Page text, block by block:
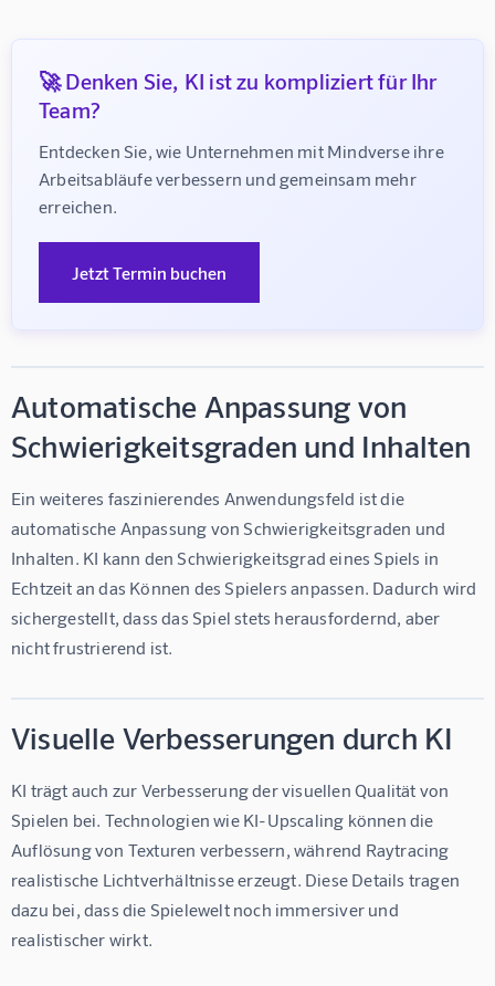
🚀 Denken Sie, KI ist zu kompliziert für Ihr
Team?
Entdecken Sie, wie Unternehmen mit Mindverse ihre
Arbeitsabläufe verbessern und gemeinsam mehr
erreichen.
Jetzt Termin buchen
Automatische Anpassung von
Schwierigkeitsgraden und Inhalten
Ein weiteres faszinierendes Anwendungsfeld ist die
automatische Anpassung von Schwierigkeitsgraden und
Inhalten. KI kann den Schwierigkeitsgrad eines Spiels in
Echtzeit an das Können des Spielers anpassen. Dadurch wird
sichergestellt, dass das Spiel stets herausfordernd, aber
nicht frustrierend ist.
Visuelle Verbesserungen durch KI
KI trägt auch zur Verbesserung der visuellen Qualität von
Spielen bei. Technologien wie KI-Upscaling können die
Auflösung von Texturen verbessern, während Raytracing
realistische Lichtverhältnisse erzeugt. Diese Details tragen
dazu bei, dass die Spielewelt noch immersiver und
realistischer wirkt.